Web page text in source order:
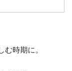
時期に。